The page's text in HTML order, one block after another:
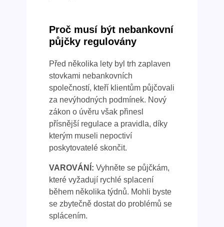
Proč musí být nebankovní
půjčky regulovány
Před několika lety byl trh zaplaven
stovkami nebankovních
společností, kteří klientům půjčovali
za nevýhodných podmínek. Nový
zákon o úvěru však přinesl
přísnější regulace a pravidla, díky
kterým museli nepoctiví
poskytovatelé skončit.
VAROVÁNÍ: Vyhněte se půjčkám,
které vyžadují rychlé splacení
během několika týdnů. Mohli byste
se zbytečně dostat do problémů se
splácením.